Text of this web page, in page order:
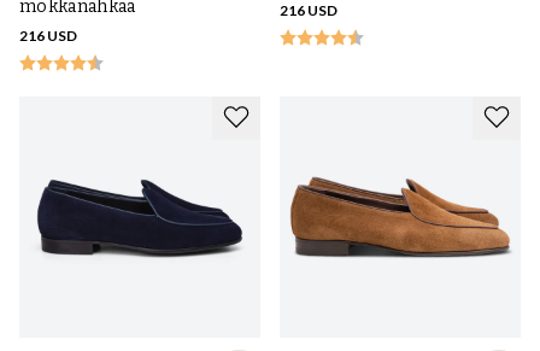
mokkanahkaa
216 USD
216 USD